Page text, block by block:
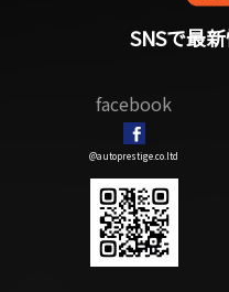
SNSで最
facebook
@autoprestige.co.ltd